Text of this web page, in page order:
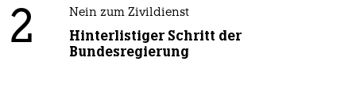
2 Nein zum Zivildienst
Hinterlistiger Schritt der
Bundesregierung